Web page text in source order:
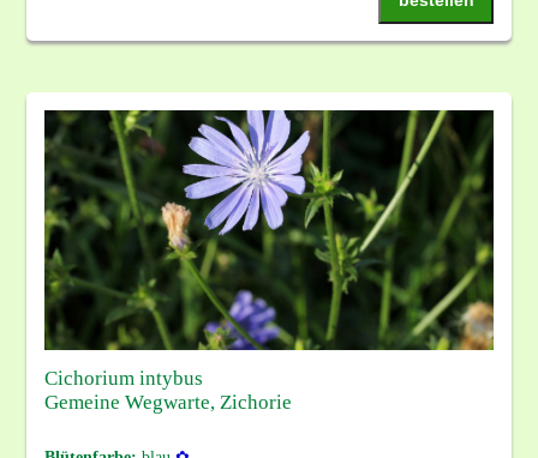
Cichorium intybus
Gemeine Wegwarte, Zichorie